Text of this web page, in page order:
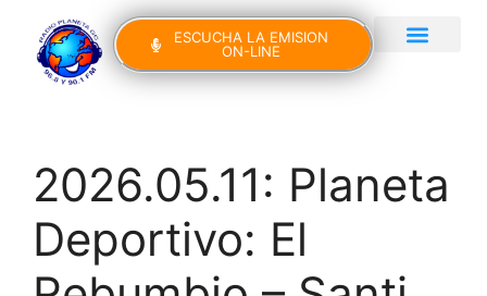
ESCUCHA LA EMISION
ON-LINE
2026.05.11: Planeta
Deportivo: El